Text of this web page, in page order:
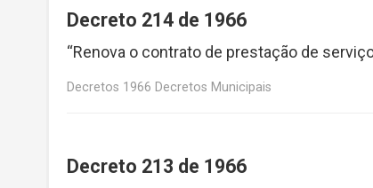
Decreto 214 de 1966
“Renova o contrato de prestação de
Decretos 1966 Decretos Municipais
Decreto 213 de 1966